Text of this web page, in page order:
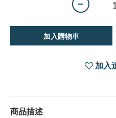
加入購物車
加入
商品描述